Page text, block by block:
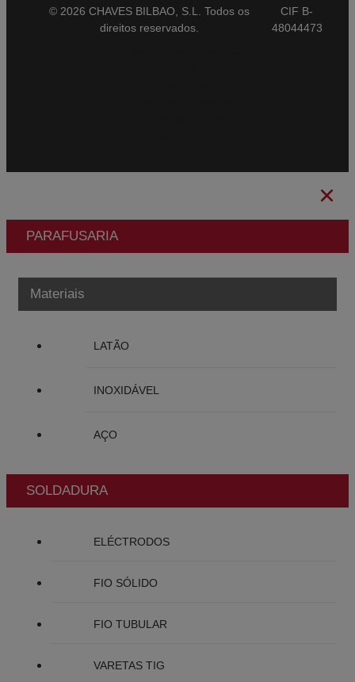
© 2026 CHAVES BILBAO, S.L. Todos os
direitos reservados.
CIF B-
48044473
PARAFUSARIA
Materiais
LATÃO
INOXIDÁVEL
AÇO
SOLDADURA
ELÉCTRODOS
FIO SÓLIDO
FIO TUBULAR
VARETAS TIG